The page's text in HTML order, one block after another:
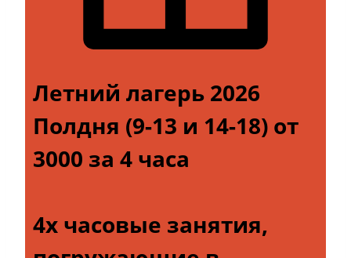
Летний лагерь 2026
Полдня (9-13 и 14-18) от
3000 за 4 часа
4х часовые занятия,